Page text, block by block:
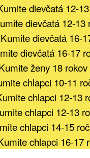
dievčatá 12-
dievčatá 12-13
dievčatá 16-
dievčatá 16-17
ženy 18 rokov
chlapci 10-11
chlapci 12-13
chlapci 12-13
chlapci 14-15
chlapci 16-17